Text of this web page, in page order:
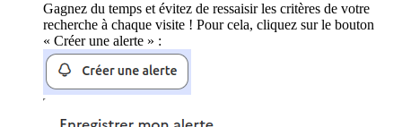
Gagnez du temps et évitez de ressaisir les critères de votre
recherche à chaque visite ! Pour cela, cliquez sur le bouton
« Créer une alerte » :